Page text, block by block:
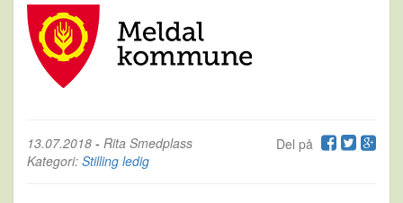
Del på
13.07.2018 - Rita Smedplass
Kategori: Stilling ledig